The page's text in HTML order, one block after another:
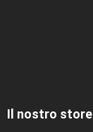
Il nostro store